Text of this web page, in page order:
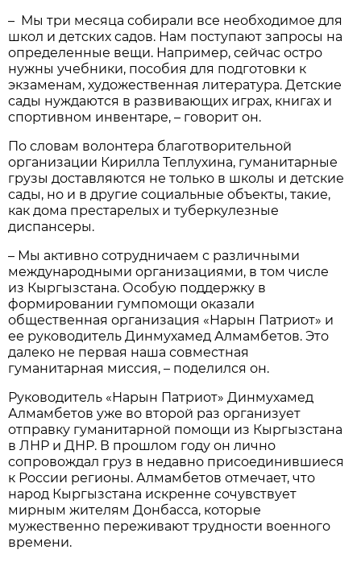
– Мы три месяца собирали все необходимое для
школ и детских садов. Нам поступают запросы на
определенные вещи. Например, сейчас остро
нужны учебники, пособия для подготовки к
экзаменам, художественная литература. Детские
сады нуждаются в развивающих играх, книгах и
спортивном инвентаре, – говорит он.
По словам волонтера благотворительной
организации Кирилла Теплухина, гуманитарные
грузы доставляются не только в школы и детские
сады, но и в другие социальные объекты, такие,
как дома престарелых и туберкулезные
диспансеры.
– Мы активно сотрудничаем с различными
международными организациями, в том числе
из Кыргызстана. Особую поддержку в
формировании гумпомощи оказали
общественная организация «Нарын Патриот» и
ее руководитель Динмухамед Алмамбетов. Это
далеко не первая наша совместная
гуманитарная миссия, – поделился он.
Руководитель «Нарын Патриот» Динмухамед
Алмамбетов уже во второй раз организует
отправку гуманитарной помощи из Кыргызстана
в ЛНР и ДНР. В прошлом году он лично
сопровождал груз в недавно присоединившиеся
к России регионы. Алмамбетов отмечает, что
народ Кыргызстана искренне сочувствует
мирным жителям Донбасса, которые
мужественно переживают трудности военного
времени.